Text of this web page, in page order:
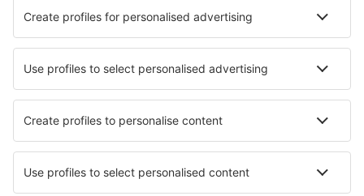
Hotels in Shima Hotels Hirakata Hotels in Kagoshima
Hotels in Kirishima
Die besten Hotels - Städte
Hotels in Suceava Hotels in Lakeville Hotels in Miane